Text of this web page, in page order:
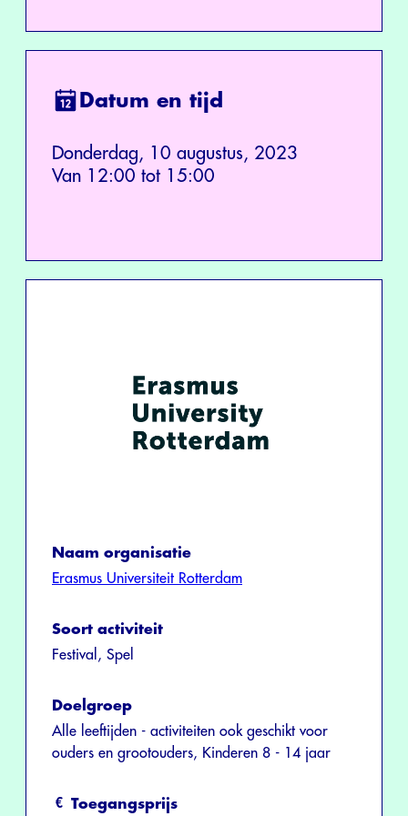
Datum en tijd
Donderdag, 10 augustus, 2023
Van 12:00 tot 15:00
Naam organisatie
Erasmus Universiteit Rotterdam
Soort activiteit
Festival, Spel
Doelgroep
Alle leeftijden - activiteiten ook geschikt voor
ouders en grootouders, Kinderen 8 - 14 jaar
Toegangsprijs